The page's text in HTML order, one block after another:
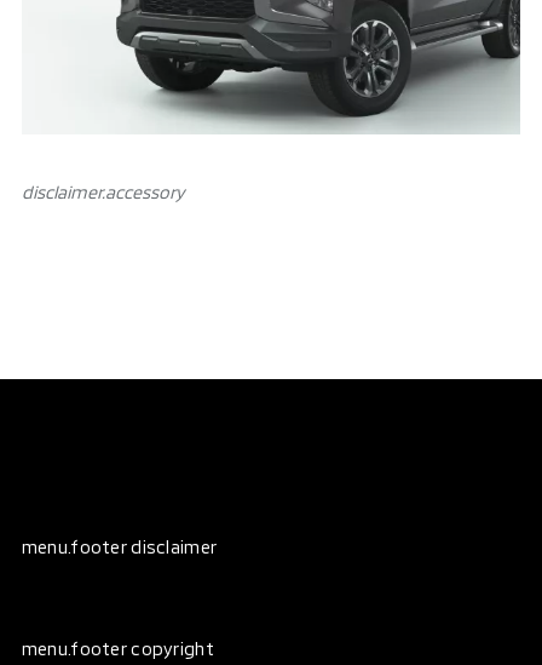
disclaimer.аccessory
menu.footer disclaimer
menu.footer copyright